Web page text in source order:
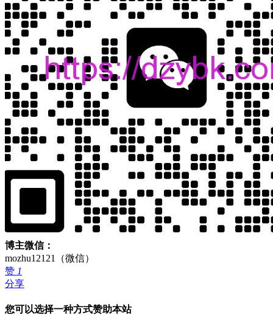
博主微信：
mozhu12121（微信）
赞 1
分享
您可以选择一种方式赞助本站